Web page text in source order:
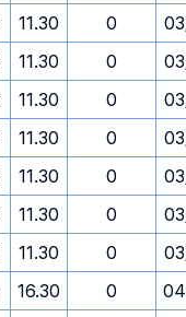
11.30 0
11.30 0
11.30 0
11.30 0
11.30 0
11.30 0
11.30 0
16.30 0